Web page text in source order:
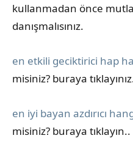
kullanmadan önce
danışmalısınız.
en etkili geciktirici hap
misiniz? buraya
en iyi bayan azdırıcı
misiniz? buraya tıklayın..